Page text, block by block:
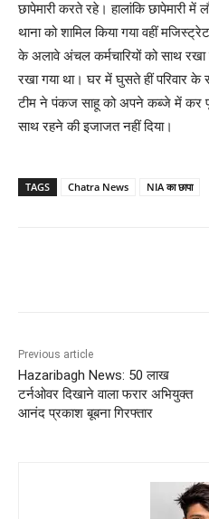
छापेमारी करते रहे। हालांकि छापेमारी
थाना को शामिल किया गया वहीं
के अलावे अंचल कर्मचारियों को साथ रखा
रखा गया था। घर में घुसते हीं परिवार
टीम ने पंकज साहू को अपने कब्जे में कर
साथ रहने की इजाजत नहीं दिया।
TAGS Chatra News NIA का छापा
Previous article
Hazaribagh News: 50 लाख
टर्नओवर दिखाने वाला फरार अभियुक्त
आनंद प्रकाश बूबना गिरफ्तार